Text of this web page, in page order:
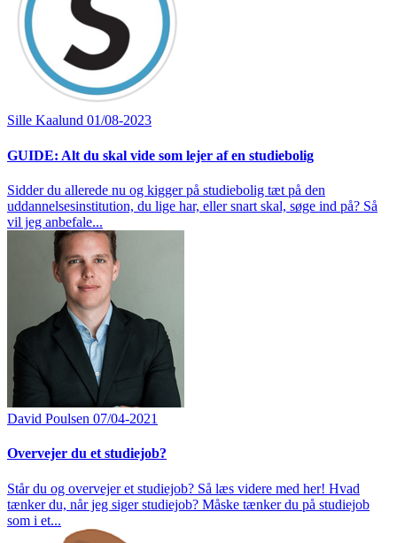
Sille Kaalund 01/08-2023
GUIDE: Alt du skal vide som lejer af en studiebolig
Sidder du allerede nu og kigger på studiebolig tæt på den
uddannelsesinstitution, du lige har, eller snart skal, søge ind på? Så
vil jeg anbefale...
David Poulsen 07/04-2021
Overvejer du et studiejob?
Står du og overvejer et studiejob? Så læs videre med her! Hvad
tænker du, når jeg siger studiejob? Måske tænker du på studiejob
som i et...